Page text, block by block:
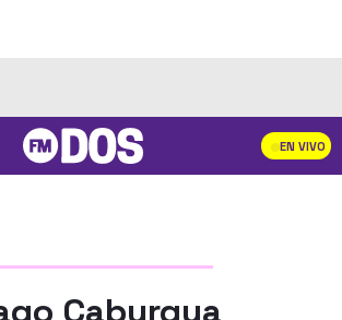
EN VIVO
Caburgua